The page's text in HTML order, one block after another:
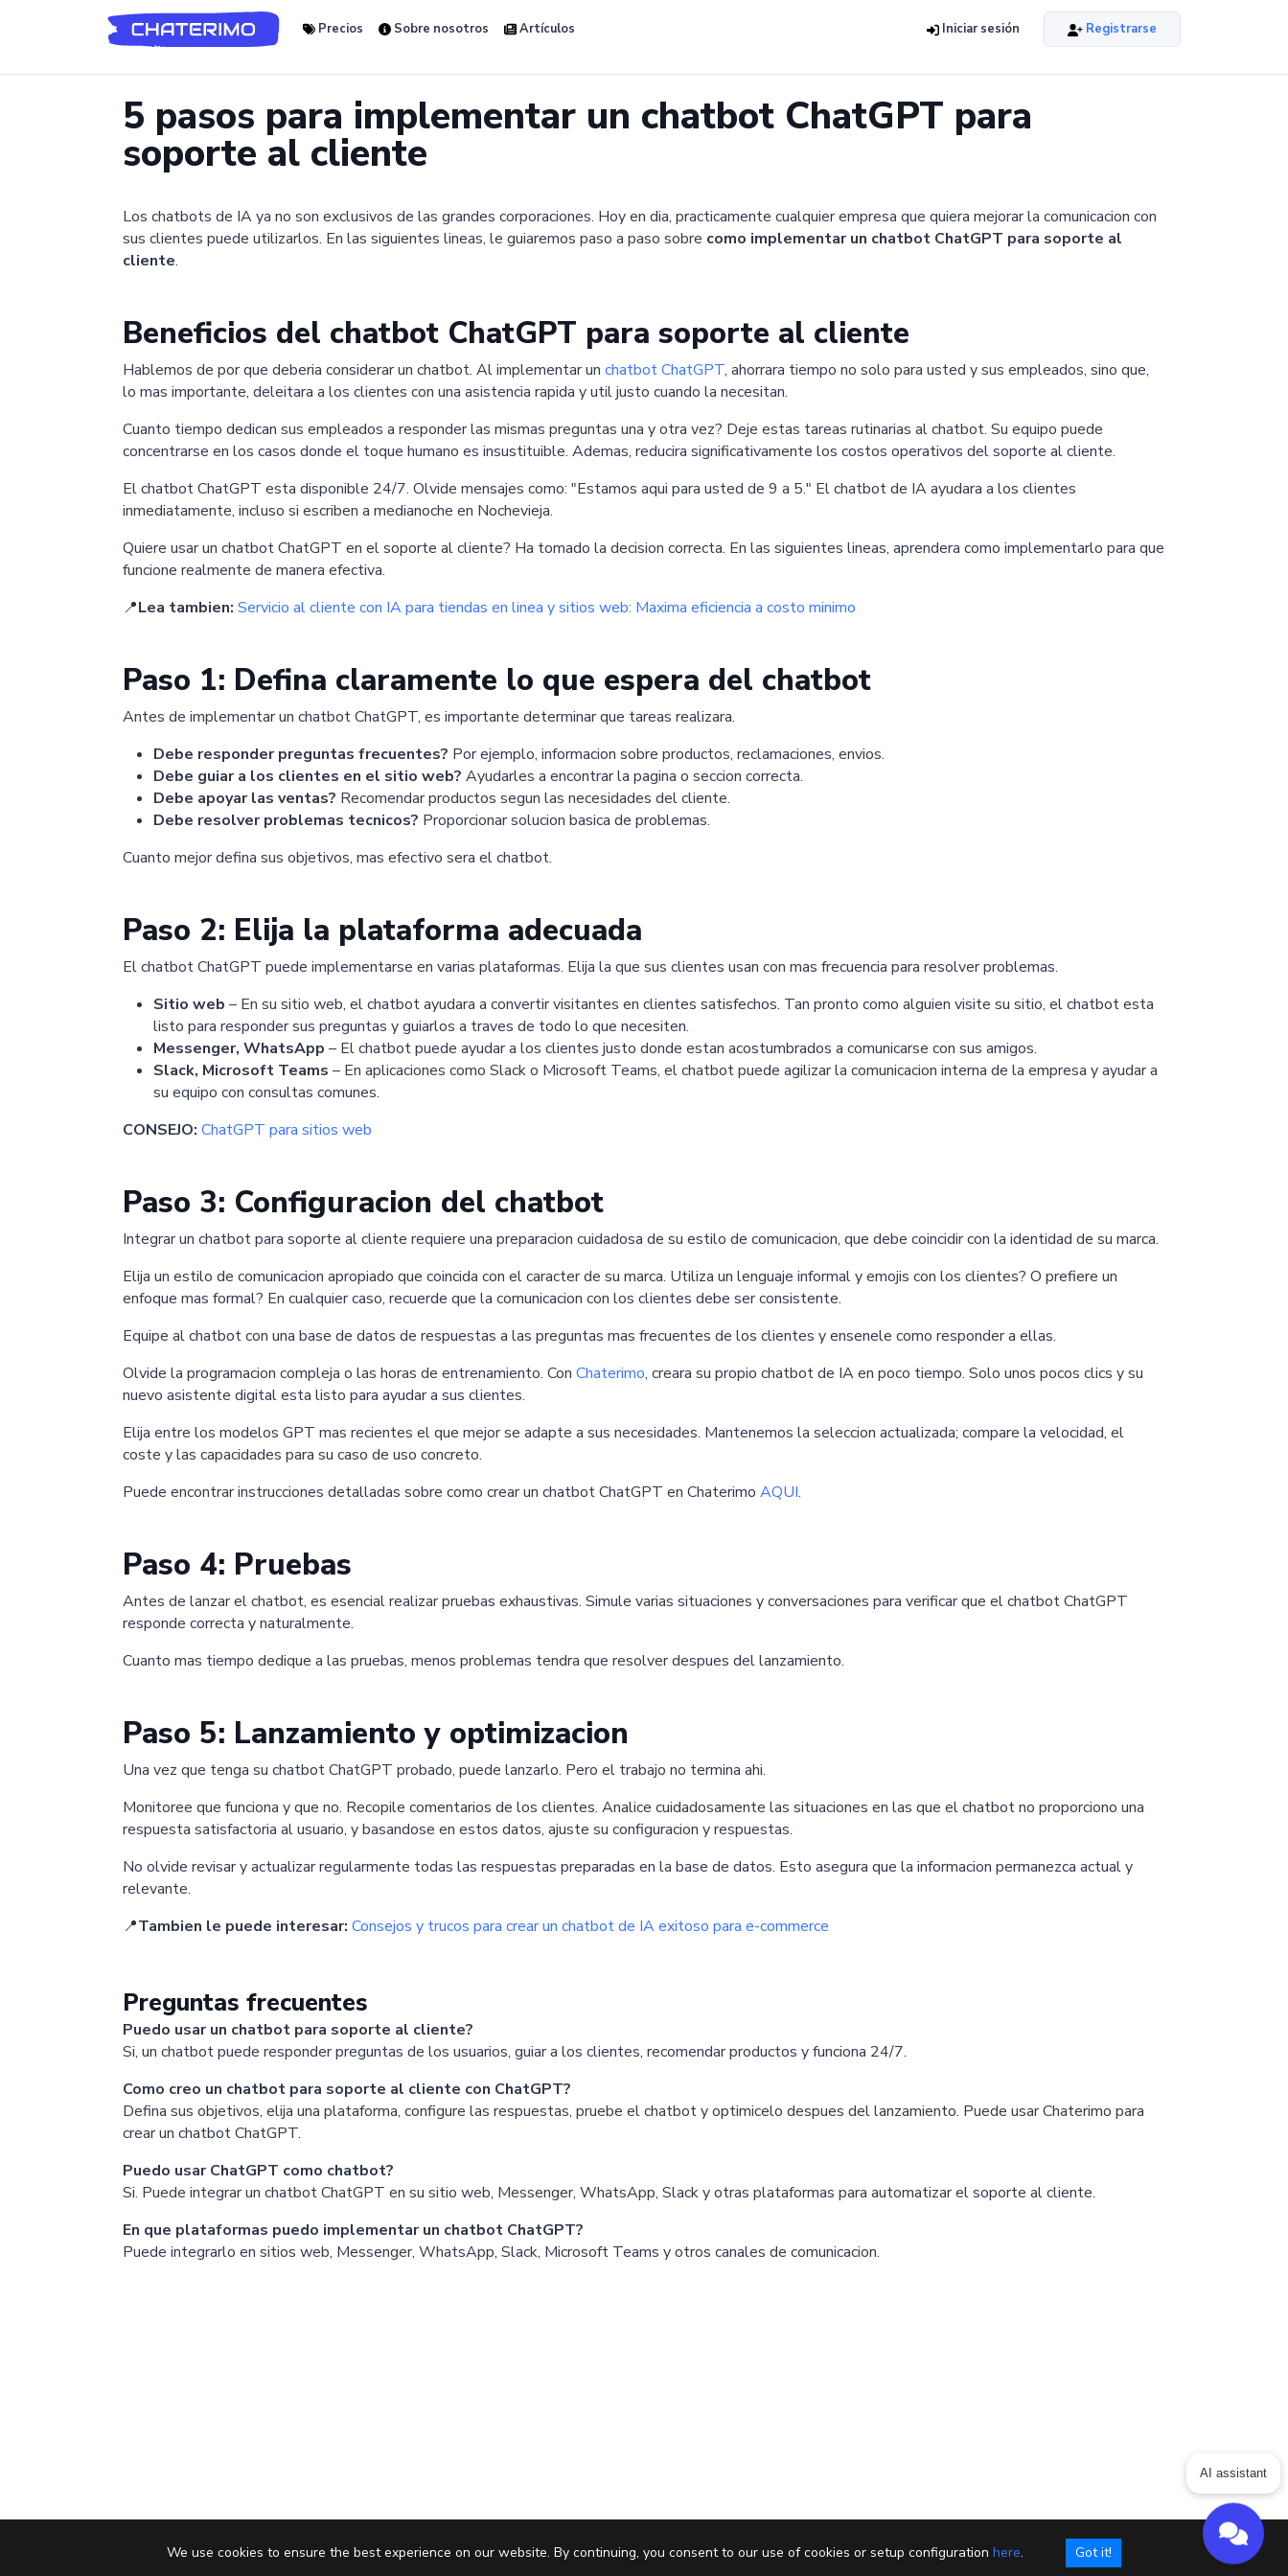
We use cookies to ensure the best experience on our website. By continuing, you consent to our use of cookies or setup configuration here. Got it!
Precios Sobre nosotros Artículos Iniciar sesión Registrarse
5 pasos para implementar un chatbot ChatGPT para
soporte al cliente
Los chatbots de IA ya no son exclusivos de las grandes corporaciones. Hoy en dia, practicamente cualquier empresa que quiera mejorar la comunicacion con
sus clientes puede utilizarlos. En las siguientes lineas, le guiaremos paso a paso sobre como implementar un chatbot ChatGPT para soporte al
cliente.
Beneficios del chatbot ChatGPT para soporte al cliente
Hablemos de por que deberia considerar un chatbot. Al implementar un chatbot ChatGPT, ahorrara tiempo no solo para usted y sus empleados, sino que,
lo mas importante, deleitara a los clientes con una asistencia rapida y util justo cuando la necesitan.
Cuanto tiempo dedican sus empleados a responder las mismas preguntas una y otra vez? Deje estas tareas rutinarias al chatbot. Su equipo puede
concentrarse en los casos donde el toque humano es insustituible. Ademas, reducira significativamente los costos operativos del soporte al cliente.
El chatbot ChatGPT esta disponible 24/7. Olvide mensajes como: "Estamos aqui para usted de 9 a 5." El chatbot de IA ayudara a los clientes
inmediatamente, incluso si escriben a medianoche en Nochevieja.
Quiere usar un chatbot ChatGPT en el soporte al cliente? Ha tomado la decision correcta. En las siguientes lineas, aprendera como implementarlo para que
funcione realmente de manera efectiva.
📍Lea tambien: Servicio al cliente con IA para tiendas en linea y sitios web: Maxima eficiencia a costo minimo
Paso 1: Defina claramente lo que espera del chatbot
Antes de implementar un chatbot ChatGPT, es importante determinar que tareas realizara.
Debe responder preguntas frecuentes? Por ejemplo, informacion sobre productos, reclamaciones, envios.
Debe guiar a los clientes en el sitio web? Ayudarles a encontrar la pagina o seccion correcta.
Debe apoyar las ventas? Recomendar productos segun las necesidades del cliente.
Debe resolver problemas tecnicos? Proporcionar solucion basica de problemas.
Cuanto mejor defina sus objetivos, mas efectivo sera el chatbot.
Paso 2: Elija la plataforma adecuada
El chatbot ChatGPT puede implementarse en varias plataformas. Elija la que sus clientes usan con mas frecuencia para resolver problemas.
Sitio web – En su sitio web, el chatbot ayudara a convertir visitantes en clientes satisfechos. Tan pronto como alguien visite su sitio, el chatbot esta
listo para responder sus preguntas y guiarlos a traves de todo lo que necesiten.
Messenger, WhatsApp – El chatbot puede ayudar a los clientes justo donde estan acostumbrados a comunicarse con sus amigos.
Slack, Microsoft Teams – En aplicaciones como Slack o Microsoft Teams, el chatbot puede agilizar la comunicacion interna de la empresa y ayudar a
su equipo con consultas comunes.
CONSEJO: ChatGPT para sitios web
Paso 3: Configuracion del chatbot
Integrar un chatbot para soporte al cliente requiere una preparacion cuidadosa de su estilo de comunicacion, que debe coincidir con la identidad de su marca.
Elija un estilo de comunicacion apropiado que coincida con el caracter de su marca. Utiliza un lenguaje informal y emojis con los clientes? O prefiere un
enfoque mas formal? En cualquier caso, recuerde que la comunicacion con los clientes debe ser consistente.
Equipe al chatbot con una base de datos de respuestas a las preguntas mas frecuentes de los clientes y ensenele como responder a ellas.
Olvide la programacion compleja o las horas de entrenamiento. Con Chaterimo, creara su propio chatbot de IA en poco tiempo. Solo unos pocos clics y su
nuevo asistente digital esta listo para ayudar a sus clientes.
Elija entre los modelos GPT mas recientes el que mejor se adapte a sus necesidades. Mantenemos la seleccion actualizada; compare la velocidad, el
coste y las capacidades para su caso de uso concreto.
Puede encontrar instrucciones detalladas sobre como crear un chatbot ChatGPT en Chaterimo AQUI.
Paso 4: Pruebas
Antes de lanzar el chatbot, es esencial realizar pruebas exhaustivas. Simule varias situaciones y conversaciones para verificar que el chatbot ChatGPT
responde correcta y naturalmente.
Cuanto mas tiempo dedique a las pruebas, menos problemas tendra que resolver despues del lanzamiento.
Paso 5: Lanzamiento y optimizacion
Una vez que tenga su chatbot ChatGPT probado, puede lanzarlo. Pero el trabajo no termina ahi.
Monitoree que funciona y que no. Recopile comentarios de los clientes. Analice cuidadosamente las situaciones en las que el chatbot no proporciono una
respuesta satisfactoria al usuario, y basandose en estos datos, ajuste su configuracion y respuestas.
No olvide revisar y actualizar regularmente todas las respuestas preparadas en la base de datos. Esto asegura que la informacion permanezca actual y
relevante.
📍Tambien le puede interesar: Consejos y trucos para crear un chatbot de IA exitoso para e-commerce
Preguntas frecuentes
Puedo usar un chatbot para soporte al cliente?
Si, un chatbot puede responder preguntas de los usuarios, guiar a los clientes, recomendar productos y funciona 24/7.
Como creo un chatbot para soporte al cliente con ChatGPT?
Defina sus objetivos, elija una plataforma, configure las respuestas, pruebe el chatbot y optimicelo despues del lanzamiento. Puede usar Chaterimo para
crear un chatbot ChatGPT.
Puedo usar ChatGPT como chatbot?
Si. Puede integrar un chatbot ChatGPT en su sitio web, Messenger, WhatsApp, Slack y otras plataformas para automatizar el soporte al cliente.
En que plataformas puedo implementar un chatbot ChatGPT?
Puede integrarlo en sitios web, Messenger, WhatsApp, Slack, Microsoft Teams y otros canales de comunicacion.
AI assistant
Send